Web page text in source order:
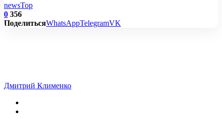
newsTop
0 356
ПоделитьсяWhatsAppTelegramVK
Дмитрий Клименко